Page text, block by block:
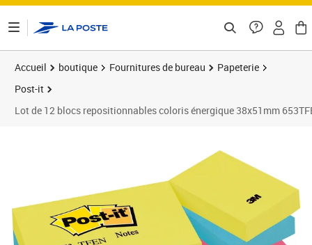
Accueil boutique Fournitures de bureau
Papeterie
Post-it
Lot de 12 blocs repositionnables coloris énergique 38x51mm